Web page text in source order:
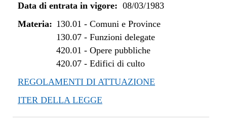
Data di entrata in vigore: 08/03/1983
Materia: 130.01 - Comuni e Province
130.07- Funzioni delegate
420.01 - Opere pubbliche
420.07- Edifici di culto
REGOLAMENTI DI ATTUAZIONE
ITER DELLA LEGGE